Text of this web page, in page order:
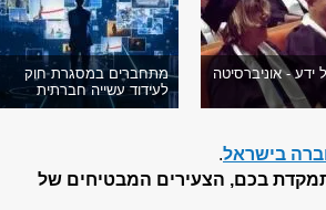
ידע - אוניברסיטה
מתחברים במסגרת חוק
לעידוד עשייה חברתית
בישראל.
בכם, הצעירים המבטיחים של